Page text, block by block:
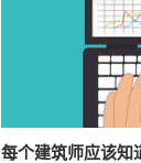
每个建筑师应该知